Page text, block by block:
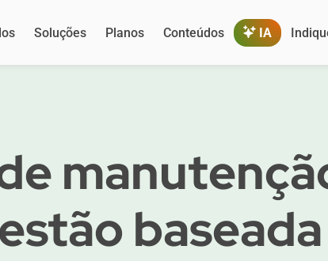
Soluções Planos Conteúdos IA